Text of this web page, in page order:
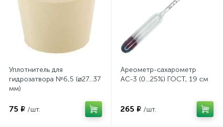
Уплотнитель для
гидрозатвора №6,5 (⌀27…37
мм)
75 ₽ /шт.
Ареометр-сахарометр
АС-3 (0...25%) ГОСТ, 19 см
265 ₽ /шт.